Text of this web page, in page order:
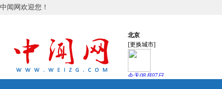
中闻网欢迎您！